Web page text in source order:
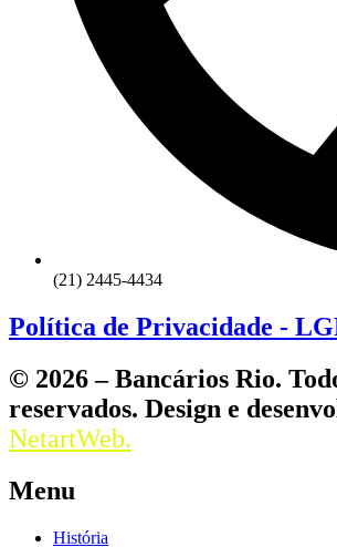
(21) 2445-4434
Política de Privacidade -
© 2026 – Bancários Rio.
reservados. Design e
NetartWeb.
Menu
História